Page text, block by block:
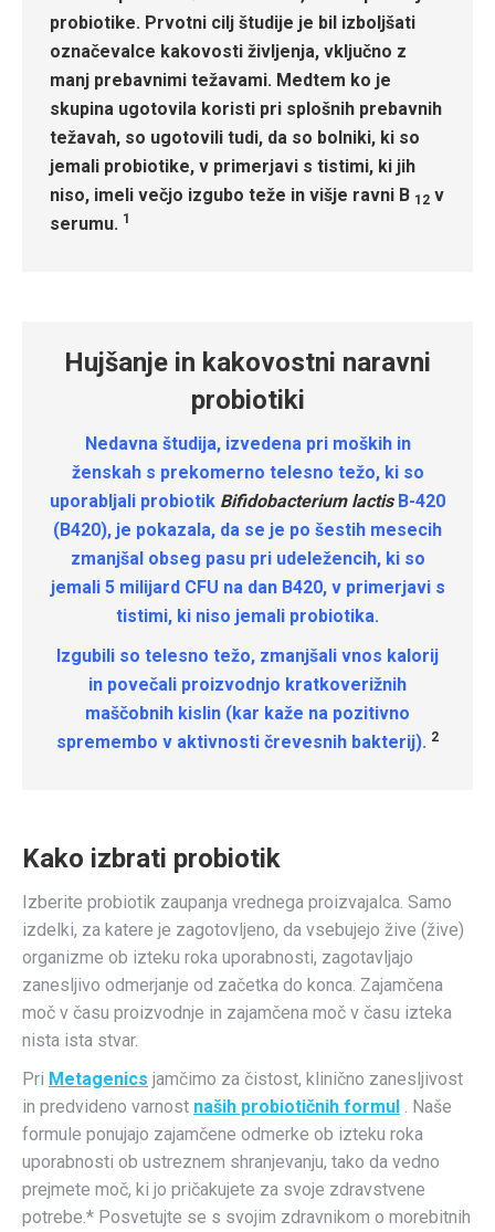
probiotike. Prvotni cilj študije je bil izboljšati
označevalce kakovosti življenja, vključno z
manj prebavnimi težavami. Medtem ko je
skupina ugotovila koristi pri splošnih prebavnih
težavah, so ugotovili tudi, da so bolniki, ki so
jemali probiotike, v primerjavi s tistimi, ki jih
niso, imeli večjo izgubo teže in višje ravni B 12 v
serumu. 1
Hujšanje in kakovostni naravni
probiotiki
Nedavna študija, izvedena pri moških in
ženskah s prekomerno telesno težo, ki so
uporabljali probiotik Bifidobacterium lactisB-420
(B420), je pokazala, da se je po šestih mesecih
zmanjšal obseg pasu pri udeležencih, ki so
jemali 5 milijard CFU na dan B420, v primerjavi s
tistimi, ki niso jemali probiotika.
Izgubili so telesno težo, zmanjšali vnos kalorij
in povečali proizvodnjo kratkoverižnih
maščobnih kislin (kar kaže na pozitivno
spremembo v aktivnosti črevesnih bakterij). 2
Kako izbrati probiotik
Izberite probiotik zaupanja vrednega proizvajalca. Samo
izdelki, za katere je zagotovljeno, da vsebujejo žive (žive)
organizme ob izteku roka uporabnosti, zagotavljajo
zanesljivo odmerjanje od začetka do konca. Zajamčena
moč v času proizvodnje in zajamčena moč v času izteka
nista ista stvar.
Pri Metagenics jamčimo za čistost, klinično zanesljivost
in predvideno varnost naših probiotičnih formul . Naše
formule ponujajo zajamčene odmerke ob izteku roka
uporabnosti ob ustreznem shranjevanju, tako da vedno
prejmete moč, ki jo pričakujete za svoje zdravstvene
potrebe.* Posvetujte se s svojim zdravnikom o morebitnih